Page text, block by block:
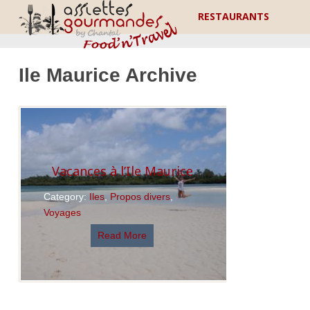
RESTAURANTS
Ile Maurice Archive
Vacances à l’Ile Maurice
Category: Iles, Propos divers,
Voyages
Read More